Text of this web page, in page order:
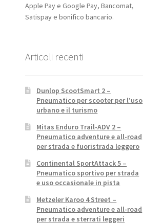
Apple Pay e Google Pay, Bancomat,
Satispay e bonifico bancario.
Articoli recenti
Dunlop ScootSmart 2 –
Pneumatico per scooter per l’uso
urbano e il turismo
Mitas Enduro Trail-ADV 2 –
Pneumatico adventure e all-road
per strada e fuoristrada leggero
Continental SportAttack 5 –
Pneumatico sportivo per strada
e uso occasionale in pista
Metzeler Karoo 4 Street –
Pneumatico adventure e all-road
per strada e sterrati leggeri